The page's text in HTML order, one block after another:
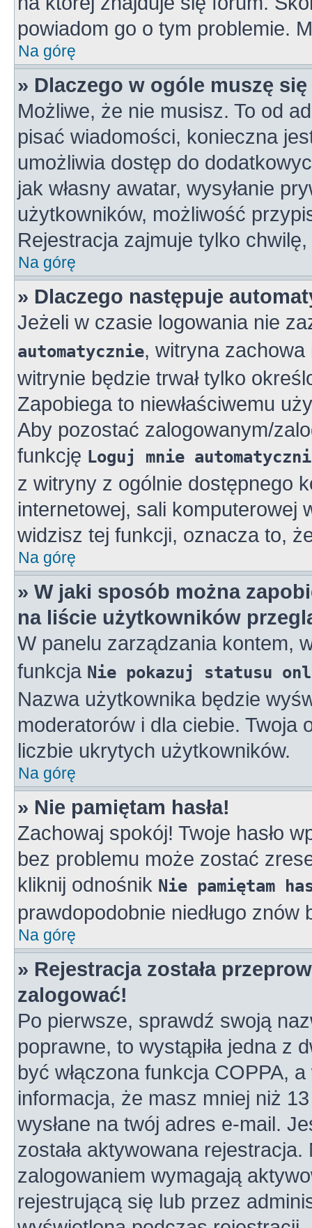
powiadom go o tym problemie.
Na górę
» Dlaczego w ogóle muszę
Możliwe, że nie musisz. To od
pisać wiadomości, konieczna
umożliwia dostęp do
jak własny awatar, wysyłanie
użytkowników, możliwość
Rejestracja zajmuje tylko
Na górę
» Dlaczego następuje
Jeżeli w czasie logowania nie
automatycznie, witryna
witrynie będzie trwał tylko
Zapobiega to niewłaściwemu
Aby pozostać zalogowanym/
funkcję Loguj mnie
z witryny z ogólnie dostępnego
internetowej, sali komputerowej
widzisz tej funkcji, oznacza to,
Na górę
» W jaki sposób można
na liście użytkowników
W panelu zarządzania kontem,
funkcja Nie pokazuj statusu
Nazwa użytkownika będzie
moderatorów i dla ciebie. Twoja
liczbie ukrytych użytkowników.
Na górę
» Nie pamiętam hasła!
Zachowaj spokój! Twoje hasło
bez problemu może zostać
kliknij odnośnik Nie pamiętam
prawdopodobnie niedługo
Na górę
» Rejestracja została
zalogować!
Po pierwsze, sprawdź swoją
poprawne, to wystąpiła jedna z
być włączona funkcja COPPA,
informacja, że masz mniej niż
wysłane na twój adres e-mail.
została aktywowana
zalogowaniem wymagają
rejestrującą się lub przez